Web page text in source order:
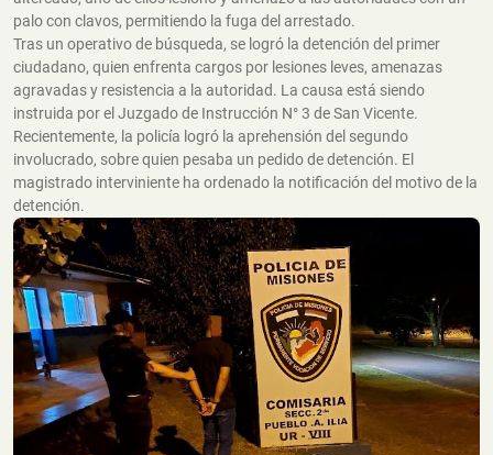
palo con clavos, permitiendo la fuga del arrestado.
Tras un operativo de búsqueda, se logró la detención del primer
ciudadano, quien enfrenta cargos por lesiones leves, amenazas
agravadas y resistencia a la autoridad. La causa está siendo
instruida por el Juzgado de Instrucción N° 3 de San Vicente.
Recientemente, la policía logró la aprehensión del segundo
involucrado, sobre quien pesaba un pedido de detención. El
magistrado interviniente ha ordenado la notificación del motivo de la
detención.